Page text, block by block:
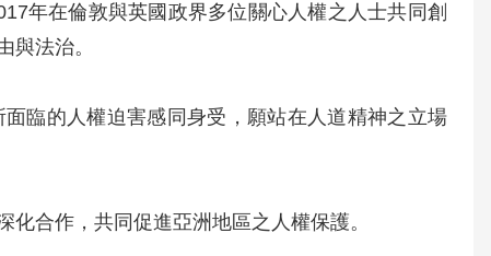
年在倫敦與英國政界多位關心人權之人士共同創
與法治。
臨的人權迫害感同身受，願站在人道精神之立場
合作，共同促進亞洲地區之人權保護。